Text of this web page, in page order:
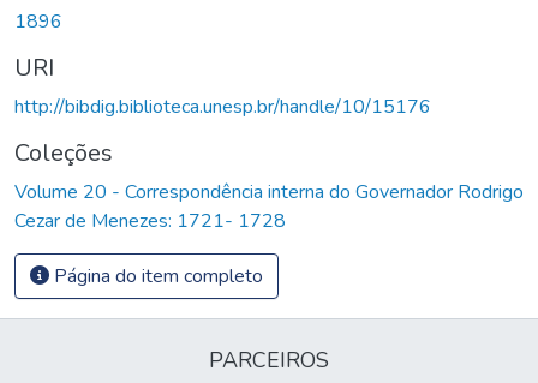
1896
URI
http://bibdig.biblioteca.unesp.br/handle/10/15176
Coleções
Volume 20 - Correspondência interna do Governador Rodrigo
Cezar de Menezes: 1721- 1728
Página do item completo
PARCEIROS